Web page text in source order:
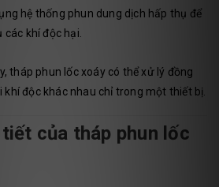
hệ thống phun dung dịch hấp thụ để
các khí độc hại.
tháp phun lốc xoáy có thể xử lý đồng
khí độc khác nhau chỉ trong một thiết bị.
của tháp phun lốc